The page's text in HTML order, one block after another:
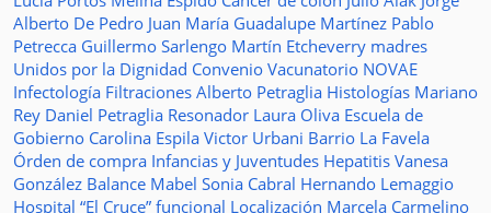
Alberto De Pedro Juan María Guadalupe Martínez Pablo
Petrecca Guillermo Sarlengo Martín Etcheverry madres
Unidos por la Dignidad Convenio Vacunatorio NOVAE
Infectología Filtraciones Alberto Petraglia Histologías Mariano
Rey Daniel Petraglia Resonador Laura Oliva Escuela de
Gobierno Carolina Espila Victor Urbani Barrio La Favela
Órden de compra Infancias y Juventudes Hepatitis Vanesa
González Balance Mabel Sonia Cabral Hernando Lemaggio
Hospital “El Cruce” funcional Localización Marcela Carmelino